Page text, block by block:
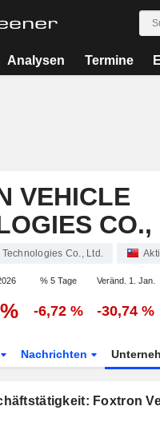
Analysen Termine
VEHICLE
CO.,
Co., Ltd.
% 5 Tage Veränd. 1. Jan.
-6,72 % -30,74 %
Nachrichten
Foxtron